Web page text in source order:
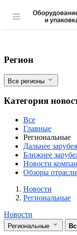
Раздел
"Нестле"
Фильтры
Регион
Все регионы
Категория
Все
Главные
Региональные
Дальнее
Ближнее
Новости
Обзоры отрасли
Новости
Разделы
Новости
Региональные
Новости
Региональные